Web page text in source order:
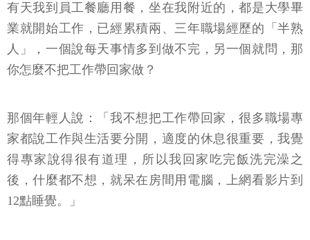
有天我到員工餐廳用餐，坐在我附近的，都是大學畢
業就開始工作，已經累積兩、三年職場經歷的「半熟
人」，一個說每天事情多到做不完，另一個就問，那
你怎麼不把工作帶回家做？
那個年輕人說：「我不想把工作帶回家，很多職場專
家都說工作與生活要分開，適度的休息很重要，我覺
得專家說得很有道理，所以我回家吃完飯洗完澡之
後，什麼都不想，就呆在房間用電腦，上網看影片到
12點睡覺。」